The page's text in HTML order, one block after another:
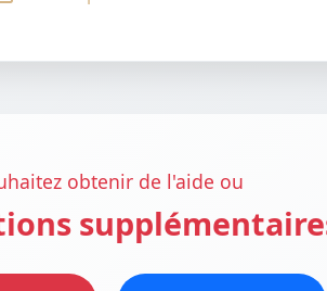
obtenir de l'aide ou